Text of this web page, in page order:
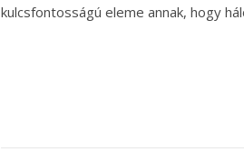
kulcsfontosságú eleme annak, hogy